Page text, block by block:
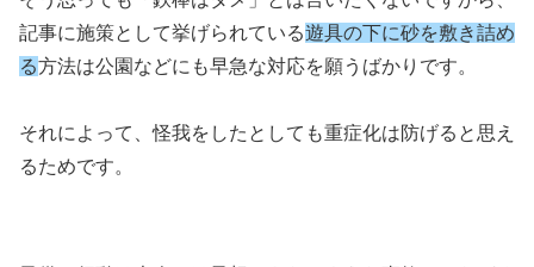
記事に施策として挙げられている遊具の下に砂を敷き詰め
る方法は公園などにも早急な対応を願うばかりです。
それによって、怪我をしたとしても重症化は防げると思え
るためです。